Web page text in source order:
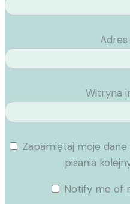
Witryna
Zapamiętaj moje
pisania
Notify me of